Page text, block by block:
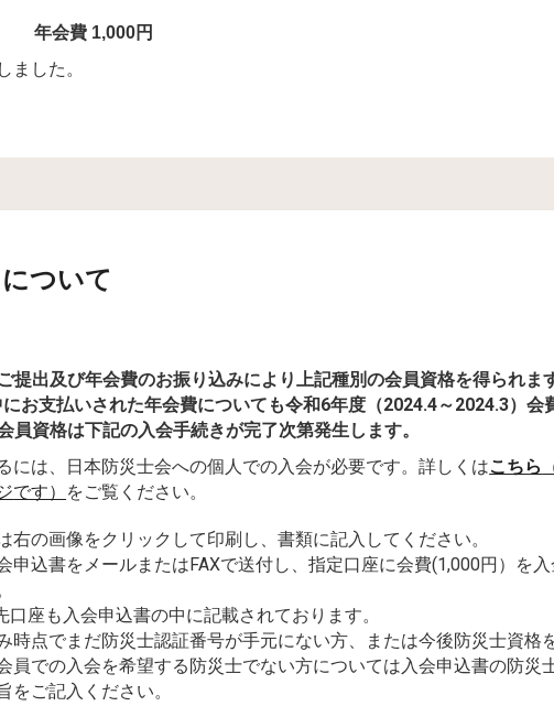
体 年会費 1,000円
した。
ついて
提出及び年会費のお振り込みにより上記種別の会員資格を得られま
お支払いされた年会費について も令和6年度（2024.4～2024.3）会
員資格は下記の入会手続きが完了次第発生します。
には、日本防災士会への個人での入会が必要です。詳しくはこちら
です） をご覧ください。
右の画像をクリックして印刷し、書類に記入してください。
申込書をメールまたはFAXで送付し、指定口座に会費(1,000円）を
座も入会申込書の中に記載されております。
時点でまだ防災士認証番号が手元にない方、または今後防災士資格
員での入会を希望する防災士でない方については入会申込書の防災
をご記入ください。